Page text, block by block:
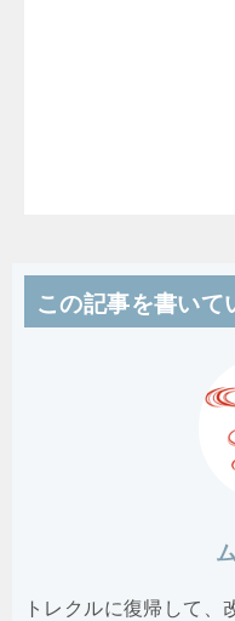
この記事を書いて
トレクルに復帰して、